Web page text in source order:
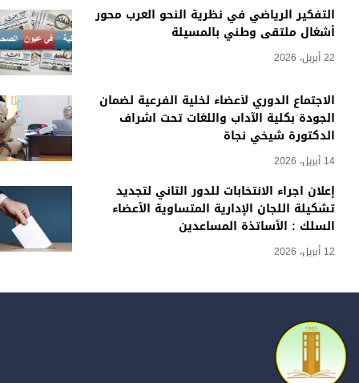
التفكير الرياضي في نظرية النحو العرب محور
أشغال ملتقى وطني بالمسيلة
22 أبريل، 2026
الاجتماع الدوري لأعضاء لخلية الفرعية لضمان
الجودة بكلية الآداب واللغات تحت اشراف
الدكتورة شيخي نجاة
14 أبريل، 2026
إعلان اجراء الانتخابات للدور الثاني لتجديد
تشكيلة اللجان الإدارية المتساوية الأعضاء
السلك : الأساتذة المساعدين
12 أبريل، 2026